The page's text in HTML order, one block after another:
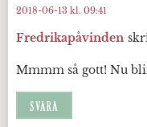
Fredrikapåvinden
2018-06-13 kl. 09:41
Mmmm så gott! Nu
SVARA